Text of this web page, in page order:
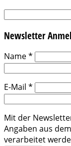
Suchen
Newsletter
Name*
E-Mail *
Mit der
Angaben aus
verarbeitet